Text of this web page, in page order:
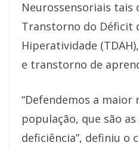
Neurossensoriais tais
Transtorno do Déficit
Hiperatividade
e transtorno de
“Defendemos a maior
população, que são
deficiência”, definiu o